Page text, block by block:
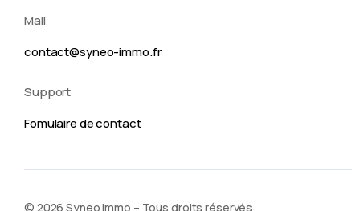
Mail
contact@syneo-immo.fr
Support
Fomulaire de contact
© 2026 Syneo Immo – Tous droits réservés